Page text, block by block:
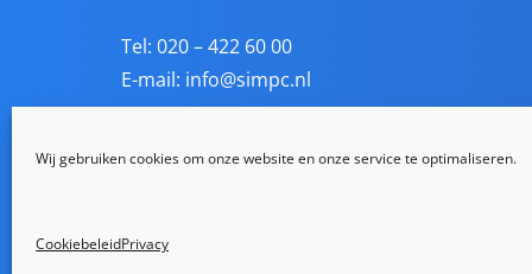
Wij gebruiken cookies om onze website en onze service te optimaliseren.
CookiebeleidPrivacy
Tel: 020 – 422 60 00
E-mail: info@simpc.nl